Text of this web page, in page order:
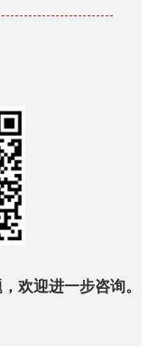
欢迎进一步咨询。